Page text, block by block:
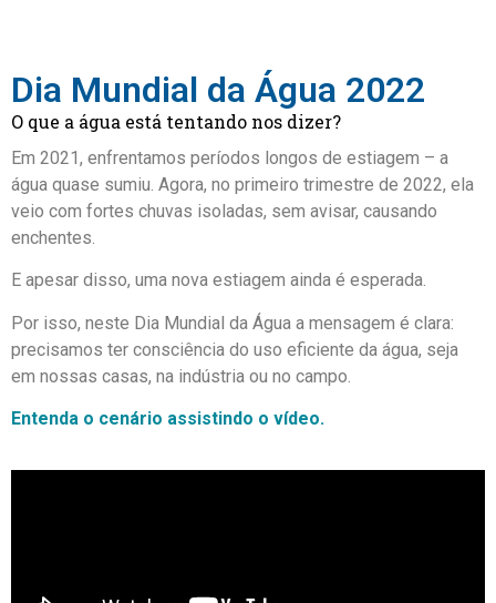
Dia Mundial da Água 2022
O que a água está tentando nos dizer?
Em 2021, enfrentamos períodos longos de estiagem – a
água quase sumiu. Agora, no primeiro trimestre de 2022, ela
veio com fortes chuvas isoladas, sem avisar, causando
enchentes.
E apesar disso, uma nova estiagem ainda é esperada.
Por isso, neste Dia Mundial da Água a mensagem é clara:
precisamos ter consciência do uso eficiente da água, seja
em nossas casas, na indústria ou no campo.
Entenda o cenário assistindo o vídeo.